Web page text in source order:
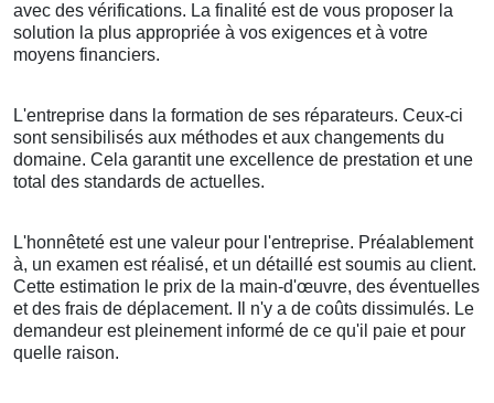
avec des vérifications. La finalité est de vous proposer la
solution la plus appropriée à vos exigences et à votre
moyens financiers.
L'entreprise dans la formation de ses réparateurs. Ceux-ci
sont sensibilisés aux méthodes et aux changements du
domaine. Cela garantit une excellence de prestation et une
total des standards de actuelles.
L'honnêteté est une valeur pour l'entreprise. Préalablement
à, un examen est réalisé, et un détaillé est soumis au client.
Cette estimation le prix de la main-d'œuvre, des éventuelles
et des frais de déplacement. Il n'y a de coûts dissimulés. Le
demandeur est pleinement informé de ce qu'il paie et pour
quelle raison.